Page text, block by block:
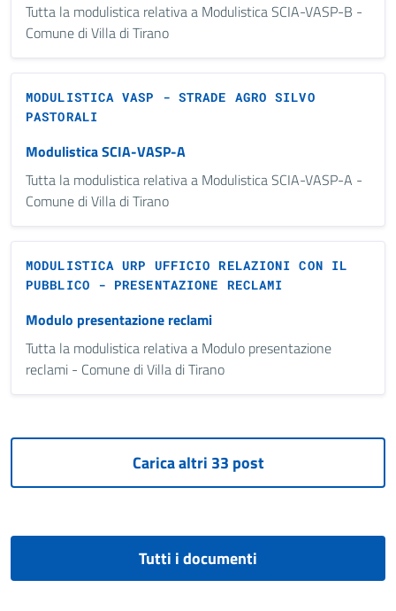
Tutta la modulistica relativa a Modulistica SCIA-VASP-B -
Comune di Villa di Tirano
MODULISTICA VASP - STRADE AGRO SILVO
PASTORALI
Modulistica SCIA-VASP-A
Tutta la modulistica relativa a Modulistica SCIA-VASP-A -
Comune di Villa di Tirano
MODULISTICA URP UFFICIO RELAZIONI CON IL
PUBBLICO - PRESENTAZIONE RECLAMI
Modulo presentazione reclami
Tutta la modulistica relativa a Modulo presentazione
reclami - Comune di Villa di Tirano
Tutti i documenti